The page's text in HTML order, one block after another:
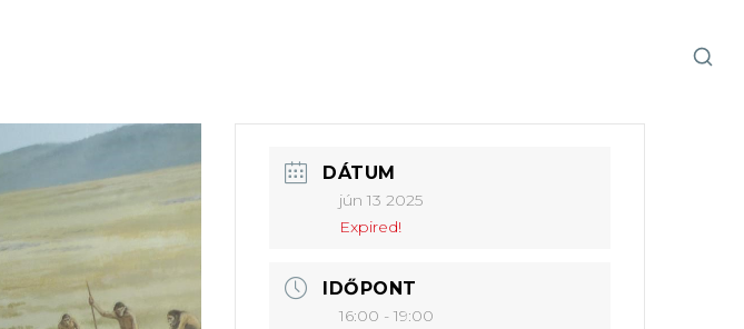
DÁTUM
jún 13 2025
Expired!
IDŐPONT
16:00 - 19:00